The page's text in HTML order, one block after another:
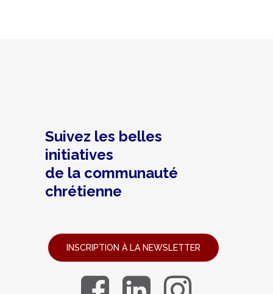
Suivez les belles
initiatives
de la communauté
chrétienne
INSCRIPTION À LA NEWSLETTER